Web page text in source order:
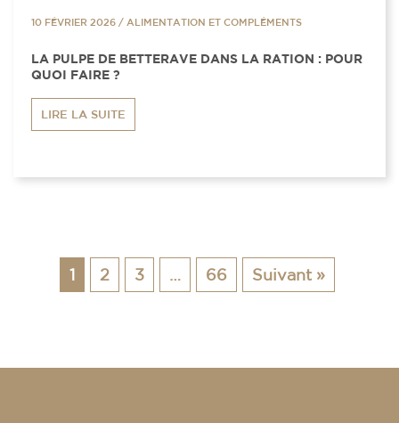
10 FÉVRIER 2026 / ALIMENTATION ET COMPLÉMENTS
LA PULPE DE BETTERAVE DANS LA RATION : POUR
QUOI FAIRE ?
LIRE LA SUITE
1 2 3 … 66 Suivant »